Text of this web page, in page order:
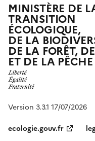
MINISTÈRE DE
TRANSITION
ÉCOLOGIQUE,
DE LA
DE LA FORÊT,
ET DE LA PÊCHE
Version 3.3.1 17/07/2026
ecologie.gouv.fr